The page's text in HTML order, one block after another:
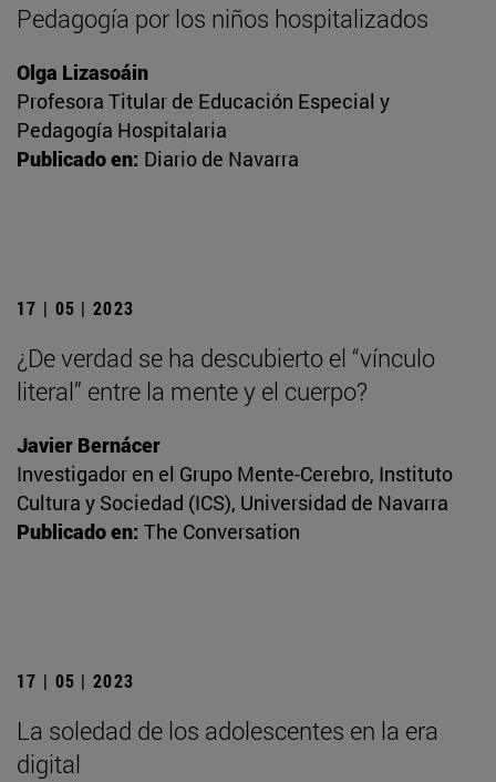
Pedagogía por los niños hospitalizados
Olga Lizasoáin
Profesora Titular de Educación Especial y
Pedagogía Hospitalaria
Publicado en: Diario de Navarra
17 | 05 | 2023
¿De verdad se ha descubierto el “vínculo
literal” entre la mente y el cuerpo?
Javier Bernácer
Investigador en el Grupo Mente-Cerebro, Instituto
Cultura y Sociedad (ICS), Universidad de Navarra
Publicado en: The Conversation
17 | 05 | 2023
La soledad de los adolescentes en la era
digital